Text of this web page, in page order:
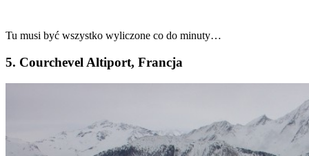
Tu musi być wszystko wyliczone co do minuty…
5. Courchevel Altiport, Francja